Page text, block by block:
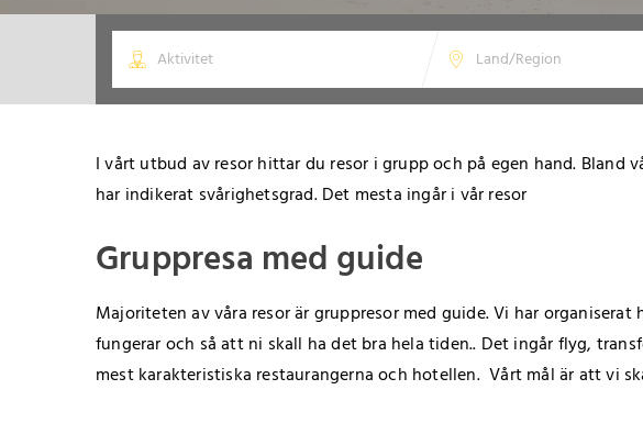
I vårt utbud av resor hittar du resor i grupp och på egen hand. Bland
har indikerat svårighetsgrad. Det mesta ingår i vår resor
Gruppresa med guide
Majoriteten av våra resor är gruppresor med guide. Vi har
fungerar och så att ni skall ha det bra hela tiden.. Det ingår flyg,
mest karakteristiska restaurangerna och hotellen. Vårt mål är att vi